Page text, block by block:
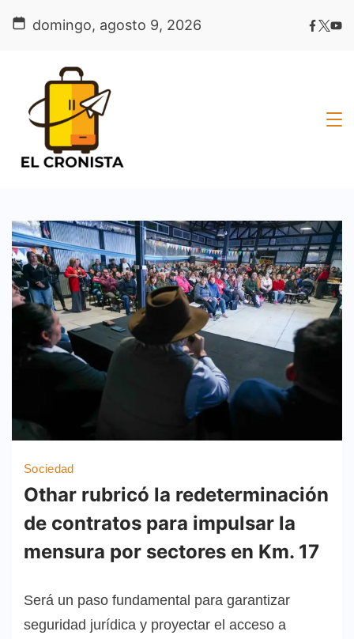
domingo, agosto 9, 2026
Sociedad
Othar rubricó la redeterminación
de contratos para impulsar la
mensura por sectores en Km. 17
Será un paso fundamental para garantizar
seguridad jurídica y proyectar el acceso a